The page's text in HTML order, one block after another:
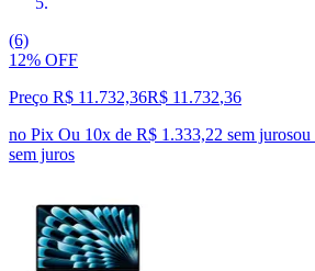
(6)
12% OFF
Preço R$ 11.732,36R$ 11.732,36
no Pix Ou 10x de R$ 1.333,22 sem jurosou
sem juros